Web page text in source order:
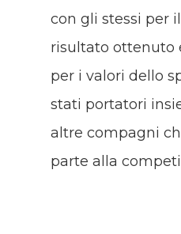
con gli stessi per
risultato ottenuto
per i valori dello
stati portatori
altre compagni
parte alla